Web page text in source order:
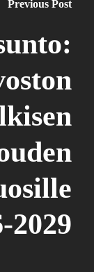
Previous Post
2029